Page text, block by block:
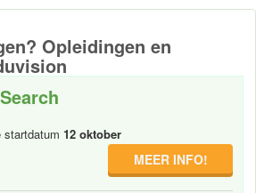
Opleidingen en
12 oktober
MEER INFO!